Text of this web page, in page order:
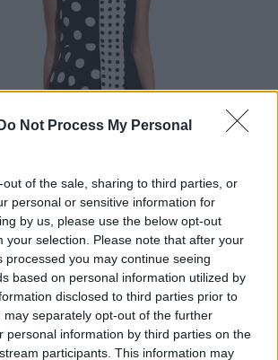
Do Not Process My Personal
out of the sale, sharing to third parties, or
personal or sensitive information for
by us, please use the below opt-out
your selection. Please note that after your
processed you may continue seeing
based on personal information utilized by
disclosed to third parties prior to
may separately opt-out of the further
personal information by third parties on the
participants. This information may